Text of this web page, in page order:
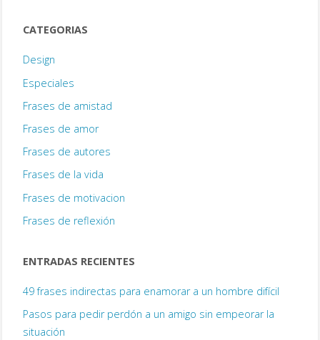
CATEGORIAS
Design
Especiales
Frases de amistad
Frases de amor
Frases de autores
Frases de la vida
Frases de motivacion
Frases de reflexión
ENTRADAS RECIENTES
49 frases indirectas para enamorar a un hombre difícil
Pasos para pedir perdón a un amigo sin empeorar la
situación